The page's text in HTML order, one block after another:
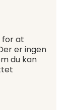
for at
er ingen
du kan